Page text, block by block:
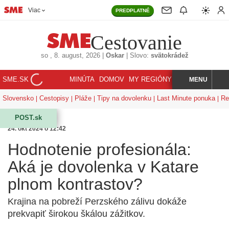
Viac PREDPLATNÉ
Cestovanie
so, 8. august, 2026| Oskar| Slovo: svätokrádež
SME.SK MINÚTA DOMOV MY REGIÓNY KORZÁR
HĽADAJMENU
Slovensko Cestopisy Pláže Tipy na dovolenku Last Minute ponuka
POST.sk
24. okt 2024 o 12:42
Hodnotenie profesionála:
Aká je dovolenka v Katare
plnom kontrastov?
Krajina na pobreží Perzského zálivu dokáže
prekvapiť širokou škálou zážitkov.